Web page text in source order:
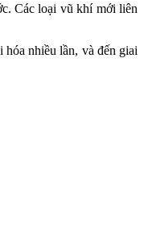
Các loại vũ khí mới liên
nhiều lần, và đến giai